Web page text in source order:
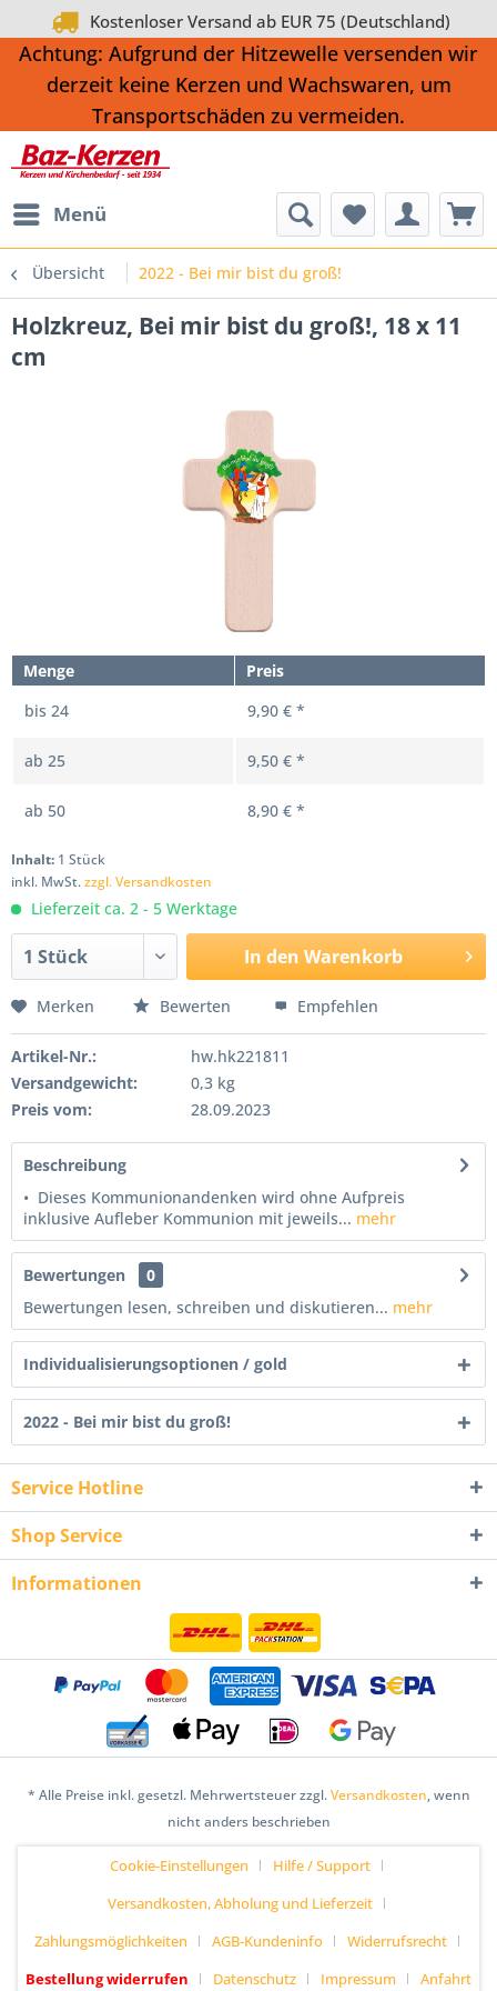
Kostenloser Versand ab EUR 75 (Deutschland)
Achtung: Aufgrund der Hitzewelle versenden wir
derzeit keine Kerzen und Wachswaren, um
Transportschäden zu vermeiden.
Menü
Übersicht 2022 - Bei mir bist du groß!
Holzkreuz, Bei mir bist du groß!, 18 x 11
cm
Menge
Preis
bis 24 9,90 € *
ab 25 9,50 € *
ab 50 8,90 € *
Inhalt: 1 Stück
inkl. MwSt.zzgl. Versandkosten
Lieferzeit ca. 2 - 5 Werktage
In den Warenkorb
Merken Bewerten Empfehlen
Artikel-Nr.:
hw.hk221811
Versandgewicht:
0,3 kg
Preis vom:
28.09.2023
Beschreibung
• Dieses Kommunionandenken wird ohne Aufpreis
inklusive Aufleber Kommunion mit jeweils... mehr
Bewertungen
0
Bewertungen lesen, schreiben und diskutieren... mehr
Individualisierungsoptionen / gold
2022 - Bei mir bist du groß!
Service Hotline
Shop Service
Informationen
* Alle Preise inkl. gesetzl. Mehrwertsteuer zzgl.Versandkosten, wenn
nicht anders beschrieben
Cookie-Einstellungen
Hilfe / Support
Versandkosten, Abholung und Lieferzeit
Zahlungsmöglichkeiten
AGB-Kundeninfo
Widerrufsrecht
Bestellung widerrufen
Datenschutz Impressum Anfahrt